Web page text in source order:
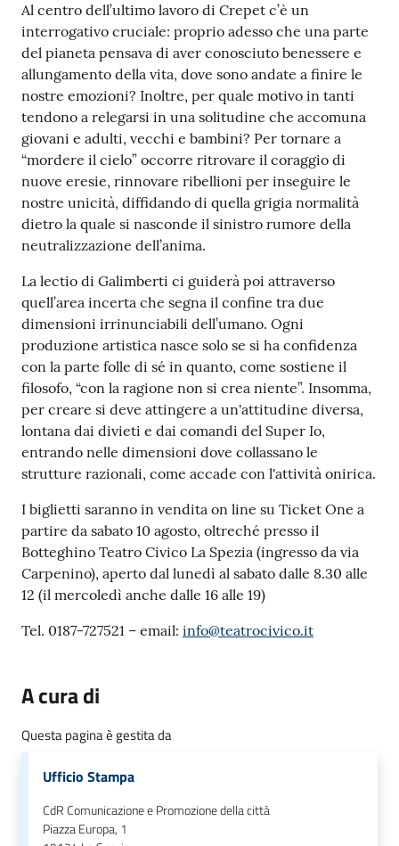
c
i
o
n
l
i
n
e
A
N
P
R
Tutti
gli
argomenti...
Seguici
su
Al centro dell’ultimo lavoro di Crepet c’è un
interrogativo cruciale: proprio adesso che una parte
del pianeta pensava di aver conosciuto benessere e
allungamento della vita, dove sono andate a finire le
nostre emozioni? Inoltre, per quale motivo in tanti
tendono a relegarsi in una solitudine che accomuna
giovani e adulti, vecchi e bambini? Per tornare a
“mordere il cielo” occorre ritrovare il coraggio di
nuove eresie, rinnovare ribellioni per inseguire le
nostre unicità, diffidando di quella grigia normalità
dietro la quale si nasconde il sinistro rumore della
neutralizzazione dell’anima.
La lectio di Galimberti ci guiderà poi attraverso
quell’area incerta che segna il confine tra due
dimensioni irrinunciabili dell’umano. Ogni
produzione artistica nasce solo se si ha confidenza
con la parte folle di sé in quanto, come sostiene il
filosofo, “con la ragione non si crea niente”. Insomma,
per creare si deve attingere a un'attitudine diversa,
lontana dai divieti e dai comandi del Super Io,
entrando nelle dimensioni dove collassano le
strutture razionali, come accade con l'attività onirica.
I biglietti saranno in vendita on line su Ticket One a
partire da sabato 10 agosto, oltreché presso il
Botteghino Teatro Civico La Spezia (ingresso da via
Carpenino), aperto dal lunedì al sabato dalle 8.30 alle
12 (il mercoledì anche dalle 16 alle 19)
Tel. 0187-727521 – email: info@teatrocivico.it
A cura di
Questa pagina è gestita da
Ufficio Stampa
CdR Comunicazione e Promozione della città
Piazza Europa, 1